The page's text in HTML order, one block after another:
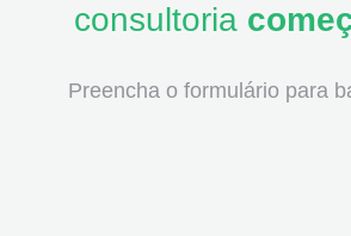
consultoria
Preencha o formulário para